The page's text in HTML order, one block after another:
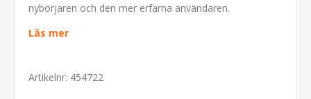
nybörjaren och den mer erfarna användaren.
Läs mer
Artikelnr: 454722